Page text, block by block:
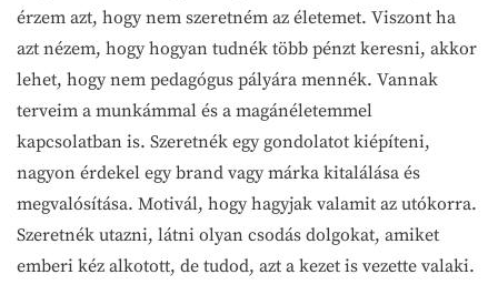
érzem azt, hogy nem szeretném az életemet. Viszont ha
azt nézem, hogy hogyan tudnék több pénzt keresni, akkor
lehet, hogy nem pedagógus pályára mennék. Vannak
terveim a munkámmal és a magánéletemmel
kapcsolatban is. Szeretnék egy gondolatot kiépíteni,
nagyon érdekel egy brand vagy márka kitalálása és
megvalósítása. Motivál, hogy hagyjak valamit az utókorra.
Szeretnék utazni, látni olyan csodás dolgokat, amiket
emberi kéz alkotott, de tudod, azt a kezet is vezette valaki.